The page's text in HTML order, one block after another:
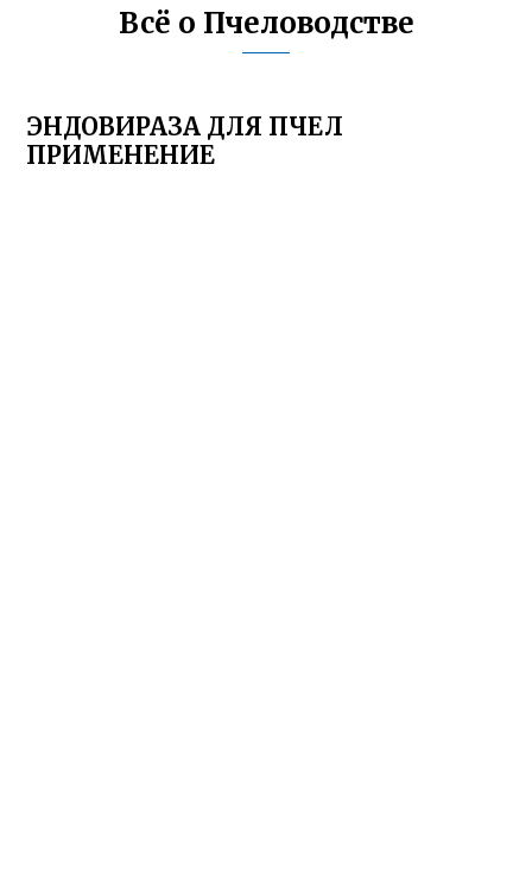
Всё о Пчеловодстве
ЭНДОВИРАЗА ДЛЯ ПЧЕЛ
ПРИМЕНЕНИЕ